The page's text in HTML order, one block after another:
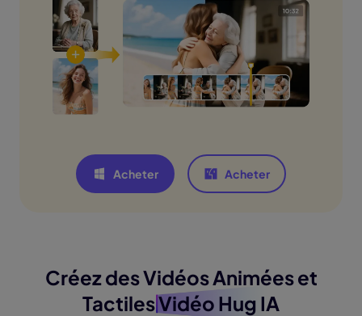
Acheter Acheter
Créez des Vidéos Animées et
TactilesVidéo Hug IA